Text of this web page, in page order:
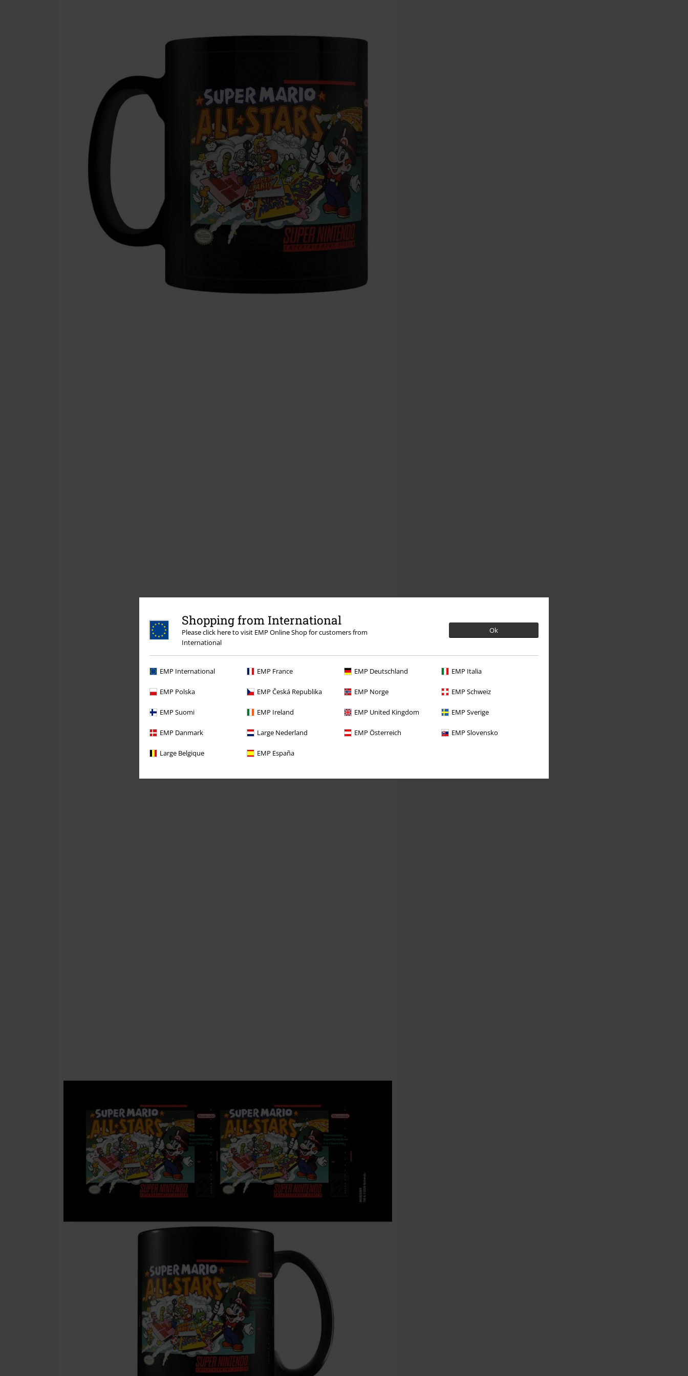
Shopping from International
Please click here to visit EMP Online Shop for customers from
International
Ok
EMP International EMP France EMP Deutschland EMP Italia
EMP Polska EMP Česká Republika EMP Norge EMP Schweiz
EMP Suomi EMP Ireland EMP United Kingdom EMP Sverige
EMP Danmark Large Nederland EMP Österreich EMP Slovensko
Large Belgique EMP España